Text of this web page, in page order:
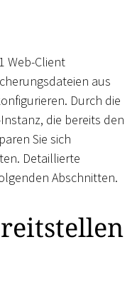
Web-Client
aus
Durch die
die bereits den
Sie sich
Detaillierte
Abschnitten.